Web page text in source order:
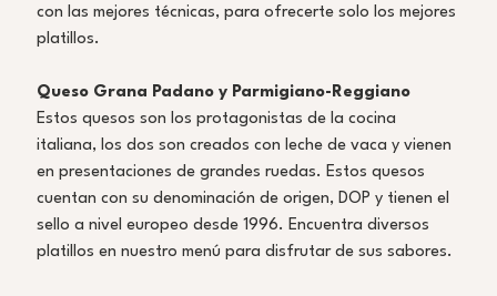
con las mejores técnicas, para ofrecerte solo los mejores
platillos.
Queso Grana Padano y Parmigiano-Reggiano
Estos quesos son los protagonistas de la cocina
italiana, los dos son creados con leche de vaca y vienen
en presentaciones de grandes ruedas. Estos quesos
cuentan con su denominación de origen, DOP y tienen el
sello a nivel europeo desde 1996. Encuentra diversos
platillos en nuestro menú para disfrutar de sus sabores.